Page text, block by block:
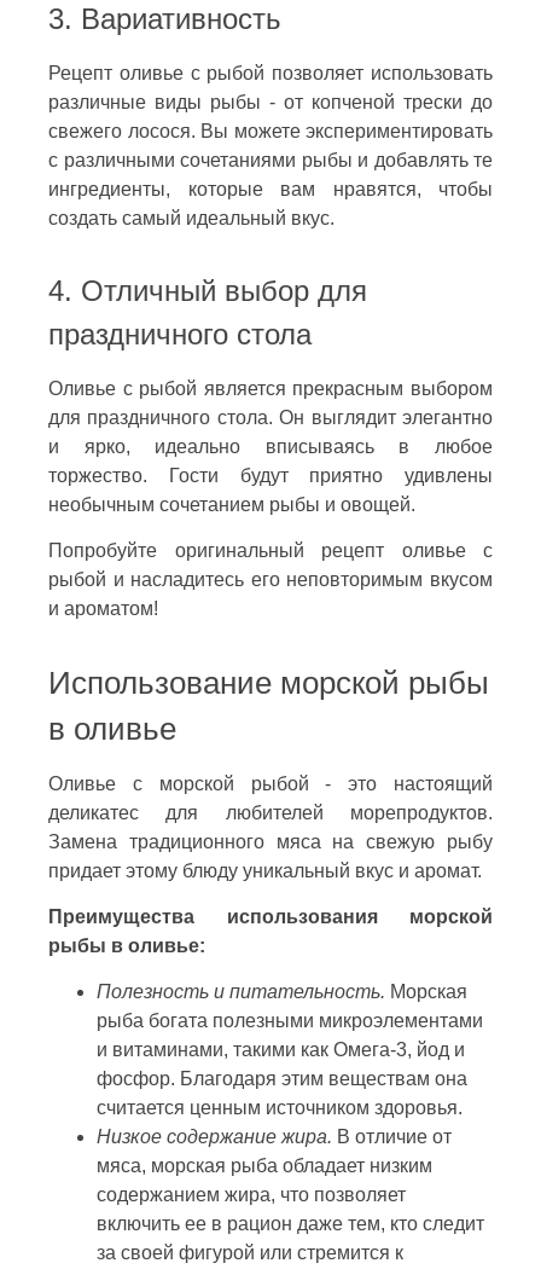
3. Вариативность
Рецепт оливье с рыбой позволяет использовать
различные виды рыбы - от копченой трески до
свежего лосося. Вы можете экспериментировать
с различными сочетаниями рыбы и добавлять те
ингредиенты, которые вам нравятся, чтобы
создать самый идеальный вкус.
4. Отличный выбор для
праздничного стола
Оливье с рыбой является прекрасным выбором
для праздничного стола. Он выглядит элегантно
и ярко, идеально вписываясь в любое
торжество. Гости будут приятно удивлены
необычным сочетанием рыбы и овощей.
Попробуйте оригинальный рецепт оливье с
рыбой и насладитесь его неповторимым вкусом
и ароматом!
Использование морской рыбы
в оливье
Оливье с морской рыбой - это настоящий
деликатес для любителей морепродуктов.
Замена традиционного мяса на свежую рыбу
придает этому блюду уникальный вкус и аромат.
Преимущества использования морской
рыбы в оливье:
Полезность и питательность. Морская
рыба богата полезными микроэлементами
и витаминами, такими как Омега-3, йод и
фосфор. Благодаря этим веществам она
считается ценным источником здоровья.
Низкое содержание жира. В отличие от
мяса, морская рыба обладает низким
содержанием жира, что позволяет
включить ее в рацион даже тем, кто следит
за своей фигурой или стремится к